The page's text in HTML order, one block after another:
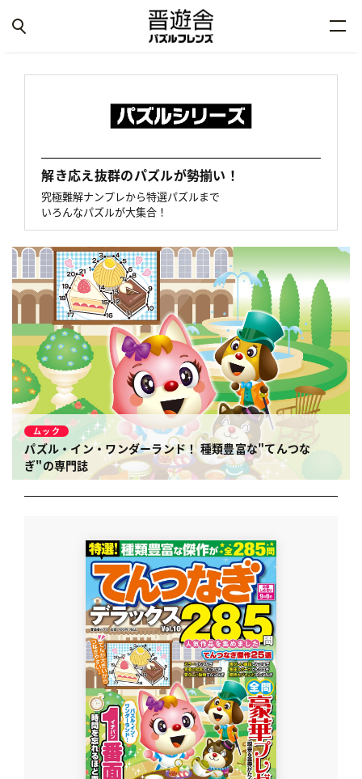
解き応え抜群のパズルが勢揃い！
究極難解ナンプレから特選パズルまで
いろんなパズルが大集合！
ムック
パズル・イン・ワンダーランド！ 種類豊富な"てんつな
ぎ"の専門誌